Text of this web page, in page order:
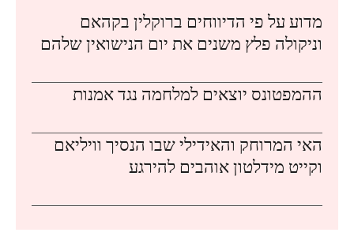
מדוע על פי הדיווחים ברוקלין בקהאם
וניקולה פלץ משנים את יום הנישואין שלהם
ההמפטונס יוצאים למלחמה נגד אמנות
האי המרוחק והאידילי שבו הנסיך וויליאם
וקייט מידלטון אוהבים להירגע